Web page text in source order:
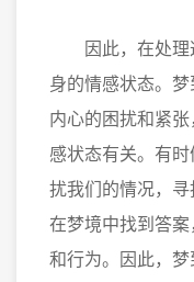
因此，在处理
身的情感状态。
内心的困扰和紧
感状态有关。有
扰我们的情况，
在梦境中找到答
和行为。因此，